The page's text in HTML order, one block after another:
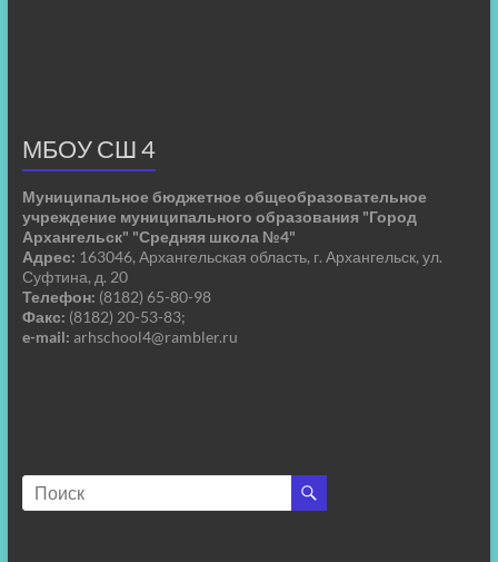
МБОУ СШ 4
Муниципальное бюджетное общеобразовательное
учреждение муниципального образования "Город
Архангельск" "Средняя школа №4"
Адрес: 163046, Архангельская область, г. Архангельск, ул.
Суфтина, д. 20
Телефон: (8182) 65-80-98
Факс: (8182) 20-53-83;
e-mail: arhschool4@rambler.ru